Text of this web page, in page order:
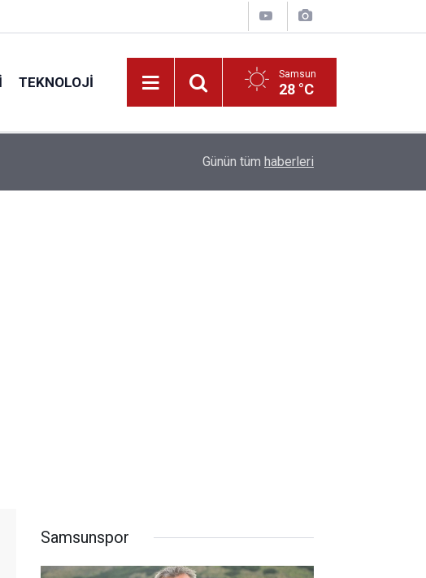
TEKNOLOJI Samsun
28 °C
Fahiş fiyatlar nedeniyle işletmelere 101 milyon
Günün tüm haberleri
Samsunspor